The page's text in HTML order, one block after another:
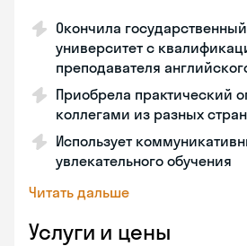
Окончила
университет с
преподавателя
Приобрела практический
коллегами из разных стран
Использует
увлекательного обучения
Читать дальше
Услуги и цены